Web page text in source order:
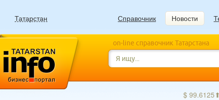
Татарстан Справочник Новости
on-line справочник Татарстана
$